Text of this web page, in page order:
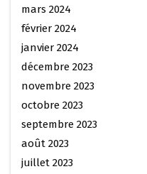
mars 2024
février 2024
janvier 2024
décembre 2023
novembre 2023
octobre 2023
septembre 2023
août 2023
juillet 2023